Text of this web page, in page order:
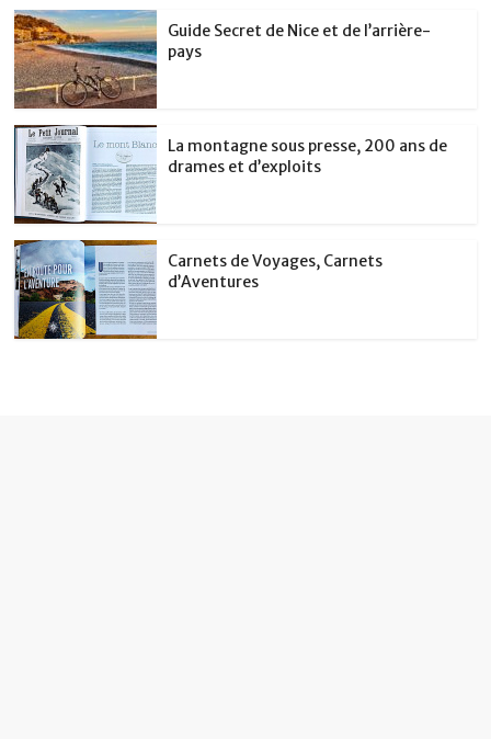
Guide Secret de Nice et de l’arrière-
pays
La montagne sous presse, 200 ans de
drames et d’exploits
Carnets de Voyages, Carnets
d’Aventures